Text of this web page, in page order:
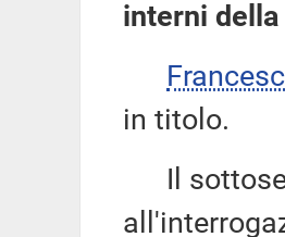
interni della
in titolo.
Il